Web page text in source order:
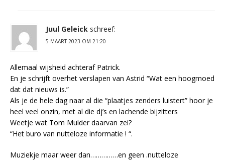
Juul Geleick schreef:
5 MAART 2023 OM 21:20
Allemaal wijsheid achteraf Patrick.
En je schrijft overhet verslapen van Astrid “Wat een hoogmoed
dat dat nieuws is.”
Als je de hele dag naar al die “plaatjes zenders luistert” hoor je
heel veel onzin, met al die dj’s en lachende bijzitters
Weetje wat Tom Mulder daarvan zei?
“Het buro van nutteloze informatie ! “.
Muziekje maar weer dan……………en geen .nutteloze